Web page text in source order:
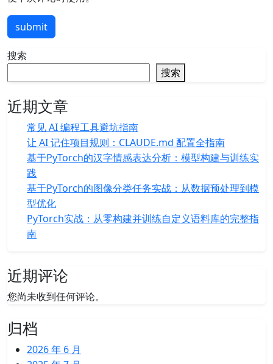
submit
搜索
搜索
近期文章
常见 AI 编程工具避坑指南
让 AI 记住项目规则：CLAUDE.md 配置全指南
基于PyTorch的汉字情感表达分析：模型构建与训练实
践
基于PyTorch的图像分类任务实战：从数据预处理到模
型优化
PyTorch实战：从零构建并训练自定义语料库的完整指
南
近期评论
您尚未收到任何评论。
归档
2026 年 6 月